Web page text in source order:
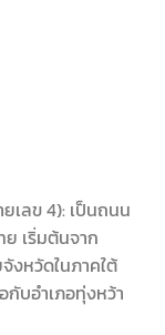
เลข 4): เป็นถนน
เริ่มต้นจาก
งหวัดในภาคใต้
บอำเภอทุ่งหว้า